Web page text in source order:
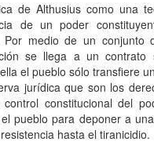
de Althusius como una
de un poder
Por medio de un conjunto
se llega a un
el pueblo sólo transfiere
jurídica que son los
constitucional del
pueblo para deponer a
hasta el tiranicidio.